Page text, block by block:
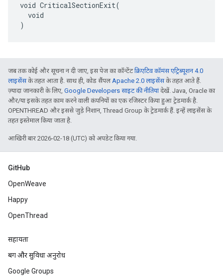
void CriticalSectionExit(
  void
)
जब तक कोई और सूचना न दी जाए, इस पेज का कॉन्टेंटक्रिएटिव कॉमंस एट्रिब्यूशन 4.0
लाइसेंसके तहत आता है. साथ ही, कोड सैंपलApache 2.0 लाइसेंसके तहत आते हैं.
ज़्यादा जानकारी के लिए, Google Developers साइट की नीतियांदेखें. Java, Oracle का
और/या इसके तहत काम करने वाली कंपनियों का एक रजिस्टर किया हुआ ट्रेडमार्क है.
OPENTHREAD और इससे जुड़े निशान, Thread Group के ट्रेडमार्क हैं. इन्हें लाइसेंस के
तहत इस्तेमाल किया जाता है.
आखिरी बार 2026-02-18 (UTC) को अपडेट किया गया.
GitHub
OpenWeave
Happy
OpenThread
सहायता
बग और सुविधा अनुरोध
Google Groups